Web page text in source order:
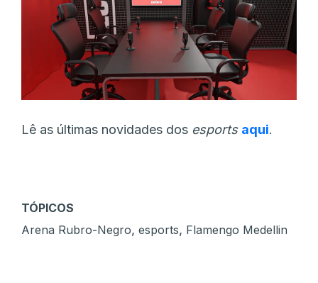
Lê as últimas novidades dos esports aqui.
TÓPICOS
Arena Rubro-Negro, esports, Flamengo Medellin